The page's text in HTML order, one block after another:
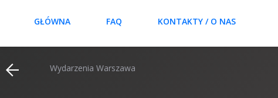
GŁÓWNA FAQ KONTAKTY / O NAS
Wydarzenia Warszawa